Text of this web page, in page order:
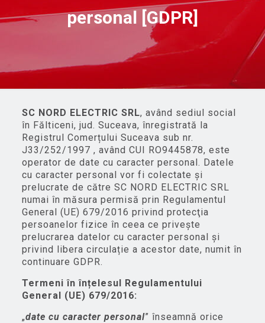
personal [GDPR]
SC NORD ELECTRIC SRL, având sediul social
în Fălticeni, jud. Suceava, înregistrată la
Registrul Comerțului Suceava sub nr.
J33/252/1997 , având CUI RO9445878, este
operator de date cu caracter personal. Datele
cu caracter personal vor fi colectate şi
prelucrate de către SC NORD ELECTRIC SRL
numai în măsura permisă prin Regulamentul
General (UE) 679/2016 privind protecţia
persoanelor fizice în ceea ce privește
prelucrarea datelor cu caracter personal și
privind libera circulație a acestor date, numit în
continuare GDPR.
Termeni în înțelesul Regulamentului
General (UE) 679/2016:
„date cu caracter personal” înseamnă orice